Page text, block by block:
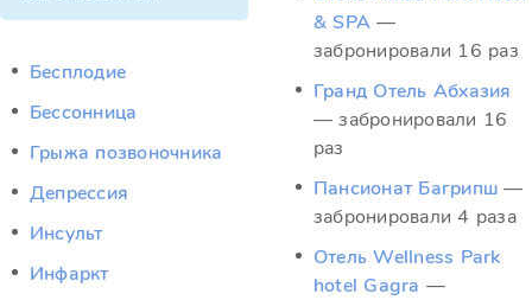
Бесплодие
Бессонница
Грыжа позвоночника
Депрессия
Инсульт
Инфаркт
& SPA —
забронировали 16 раз
Гранд Отель Абхазия
— забронировали 16
раз
Пансионат Багрипш —
забронировали 4 раза
Отель Wellness Park
hotel Gagra —